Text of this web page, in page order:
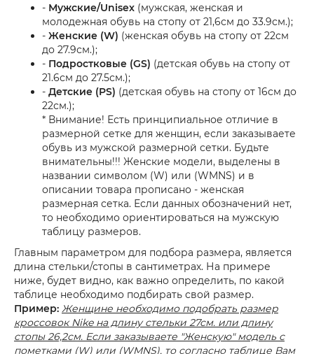
- Мужские/Unisex (мужская, женская и
молодежная обувь на стопу от 21,6см до 33.9см.);
- Женские (W) (женская обувь на стопу от 22см
до 27.9см.);
- Подростковые (GS) (детская обувь на стопу от
21.6см до 27.5см.);
- Детские (PS) (детская обувь на стопу от 16см до
22см.);
* Внимание! Есть принципиальное отличие в
размерной сетке для женщин, если заказываете
обувь из мужской размерной сетки. Будьте
внимательны!!! Женские модели, выделены в
названии символом (W) или (WMNS) и в
описании товара прописано - женская
размерная сетка. Если данных обозначений нет,
то необходимо ориентироваться на мужскую
таблицу размеров.
Главным параметром для подбора размера, является
длина стельки/стопы в сантиметрах. На примере
ниже, будет видно, как важно определить, по какой
таблице необходимо подбирать свой размер.
Пример: Женщине необходимо подобрать размер
кроссовок Nike на длину стельки 27см. или длину
стопы 26,2см. Если заказываете "Женскую" модель с
пометками (W) или (WMNS), то согласно таблице Вам